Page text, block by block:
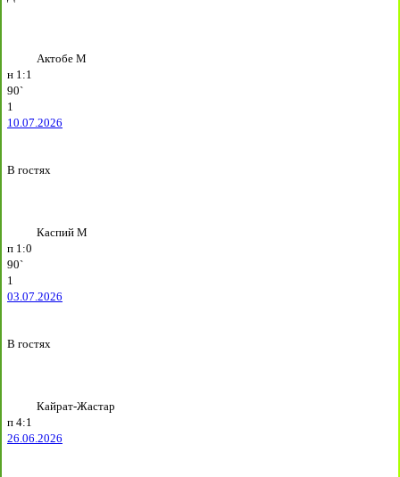
Актобе М
н 1:1
90`
1
10.07.2026
В гостях
Каспий М
п 1:0
90`
1
03.07.2026
В гостях
Кайрат-Жастар
п 4:1
26.06.2026